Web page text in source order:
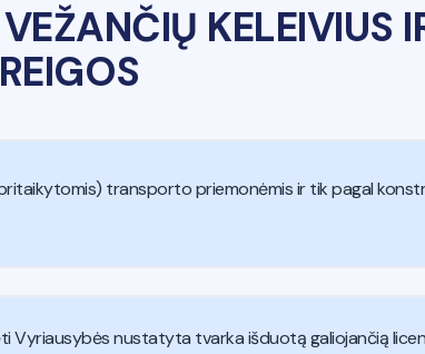
KELEIVIUS
transporto priemonėmis ir tik pagal
Vyriausybės nustatyta tvarka išduotą galiojančią